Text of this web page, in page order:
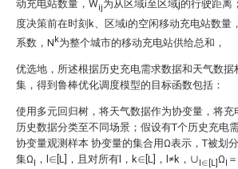
动充电站数量， Wij为从区域i至区域j的行驶距离；
度决策前在时刻k、区域i的空闲移动充电站数量
系数，Nk为整个城市的移动充电站供给总和，
优选地，所述根据历史充电需求数据和天气数据
集，得到鲁棒优化调度模型的目标函数包括：
使用多元回归树，将天气数据作为协变量，将充
历史数据分类至不同场景；假设有T个历史充电
协变量观测样本 协变量的集合用Ω表示，T被划
集Ωl ，l∈[L]，且对所有l，k∈[L]，l≠k，∪l∈[L]Ωl